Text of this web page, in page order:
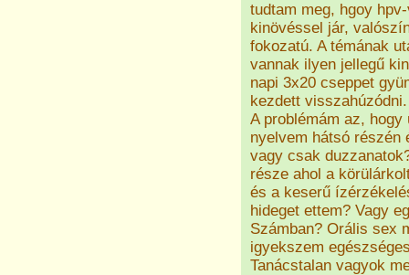
tudtam meg, hgoy
kinövéssel jár,
fokozatú. A témának
vannak ilyen jellegű
napi 3x20 cseppet
kezdett
A problémám az,
nyelvem hátsó
vagy csak
része ahol a
és a keserű
hideget ettem? Vagy
Számban? Orális sex
igyekszem
Tanácstalan vagyok